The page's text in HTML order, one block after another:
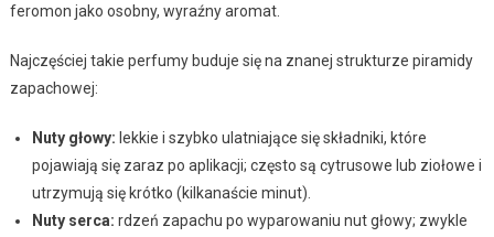
feromon jako osobny, wyraźny aromat.
Najczęściej takie perfumy buduje się na znanej strukturze piramidy
zapachowej:
Nuty głowy: lekkie i szybko ulatniające się składniki, które
pojawiają się zaraz po aplikacji; często są cytrusowe lub ziołowe i
utrzymują się krótko (kilkanaście minut).
Nuty serca: rdzeń zapachu po wyparowaniu nut głowy; zwykle